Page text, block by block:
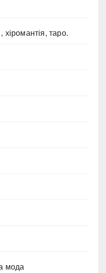
хіромантія, таро.
мода